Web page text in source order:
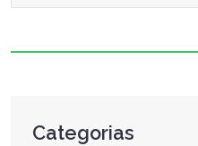
Categorias